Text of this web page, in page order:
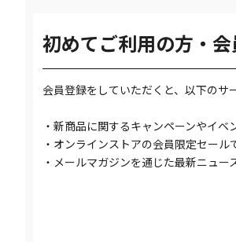
初めてご利用の方・
会員登録をしていただくと、以下のサ
・新商品に関するキャンペーンやイベ
・オンラインストアの会員限定セール
・メールマガジンを通じた最新ニュ